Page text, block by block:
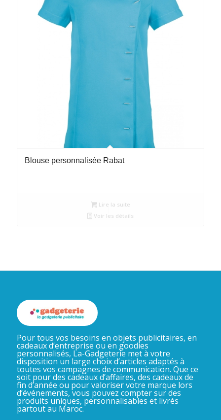
Blouse personnalisée Rabat
Lire la suite
Voir les détails
Pour tous vos besoins en objets publicitaires, en
cadeaux d’entreprise ou en goodies
personnalisés, La-Gadgeterie met à votre
disposition un large choix d’articles adaptés à
toutes vos campagnes de communication. Que ce
soit pour des cadeaux d’affaires, des cadeaux de
fin d’année ou pour valoriser votre marque lors
d’événements, vous pouvez compter sur des
produits uniques, personnalisables et livrés
partout au Maroc.